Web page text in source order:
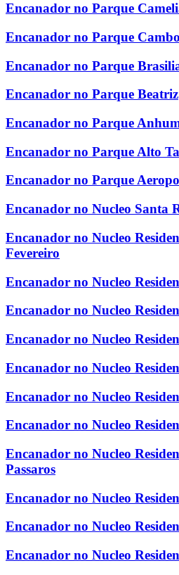
Encanador no Parque
Encanador no Parque
Encanador no Parque
Encanador no Parque Beatriz
Encanador no Parque
Encanador no Parque Alto
Encanador no Parque
Encanador no Nucleo Santa
Encanador no Nucleo
Fevereiro
Encanador no Nucleo
Encanador no Nucleo
Encanador no Nucleo
Encanador no Nucleo
Encanador no Nucleo
Encanador no Nucleo
Encanador no Nucleo
Passaros
Encanador no Nucleo
Encanador no Nucleo
Encanador no Nucleo